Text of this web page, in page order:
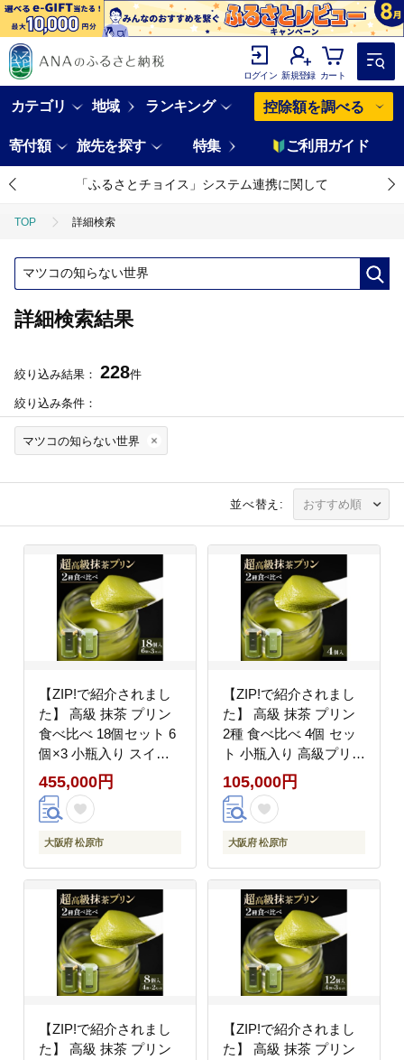
ログイン 新規登録 カート
カテゴリ 地域 ランキング 控除額を調べる
寄付額 旅先を探す 特集 ご利用ガイド
「ふるさとチョイス」システム連携に関して
TOP 詳細検索
詳細検索結果
絞り込み結果： 228件
絞り込み条件：
マツコの知らない世界
並べ替え:
【ZIP!で紹介されまし
た】 高級 抹茶 プリン
食べ比べ 18個セット 6
個×3 小瓶入り スイー
ツ デザート 洋菓子
purinn PURINN おやつ
ギフト 贈り物 贅沢 お
リン 抹茶スイーツ ｢お
こい｣ ｢おうす｣ 大阪府
松原市
455,000円
大阪府 松原市
【ZIP!で紹介されまし
た】 高級 抹茶 プリン
2種 食べ比べ 4個 セッ
ト 小瓶入り 高級プリン
purinn PUIRINN 抹茶プ
リン 抹茶スイーツ スイ
ーツ デザート 洋菓子
贈り物 贈答 贅沢 お祝
い ｢おこい｣ ｢おうす｣
大阪府 松原市
105,000円
大阪府 松原市
【ZIP!で紹介されまし
た】 高級 抹茶 プリン
【ZIP!で紹介されまし
た】 高級 抹茶 プリン